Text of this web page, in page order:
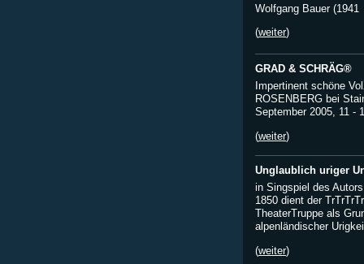
Wolfgang Bauer (1941
(weiter)
GRAD & SCHRÄG®
Impertinent schöne
ROSENBERG bei
September 2005, 11 -
(weiter)
Unglaublich uriger
in Singspiel des
1850 dient der
TheaterTruppe als
alpenländischer
(weiter)